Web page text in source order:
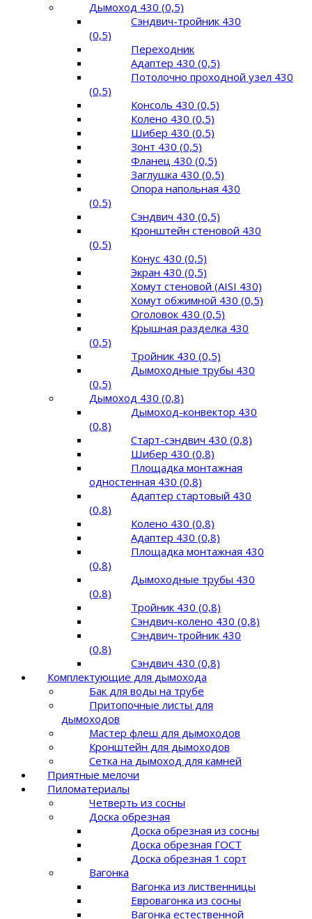
Дымоход 430 (0,5)
Сэндвич-тройник 430
(0,5)
Переходник
Адаптер 430 (0,5)
Потолочно проходной узел 430
(0,5)
Консоль 430 (0,5)
Колено 430 (0,5)
Шибер 430 (0,5)
Зонт 430 (0,5)
Фланец 430 (0,5)
Заглушка 430 (0,5)
Опора напольная 430
(0,5)
Сэндвич 430 (0,5)
Кронштейн стеновой 430
(0,5)
Конус 430 (0,5)
Экран 430 (0,5)
Хомут стеновой (AISI 430)
Хомут обжимной 430 (0,5)
Оголовок 430 (0,5)
Крышная разделка 430
(0,5)
Тройник 430 (0,5)
Дымоходные трубы 430
(0,5)
Дымоход 430 (0,8)
Дымоход-конвектор 430
(0,8)
Старт-сэндвич 430 (0,8)
Шибер 430 (0,8)
Площадка монтажная
одностенная 430 (0,8)
Адаптер стартовый 430
(0,8)
Колено 430 (0,8)
Адаптер 430 (0,8)
Площадка монтажная 430
(0,8)
Дымоходные трубы 430
(0,8)
Тройник 430 (0,8)
Сэндвич-колено 430 (0,8)
Сэндвич-тройник 430
(0,8)
Сэндвич 430 (0,8)
Комплектующие для дымохода
Бак для воды на трубе
Притопочные листы для
дымоходов
Мастер флеш для дымоходов
Кронштейн для дымоходов
Сетка на дымоход для камней
Приятные мелочи
Пиломатериалы
Четверть из сосны
Доска обрезная
Доска обрезная из сосны
Доска обрезная ГОСТ
Доска обрезная 1 сорт
Вагонка
Вагонка из лиственницы
Евровагонка из сосны
Вагонка естественной